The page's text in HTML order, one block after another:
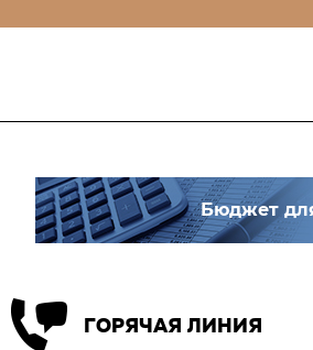
Бюджет
ГОРЯЧАЯ ЛИНИЯ